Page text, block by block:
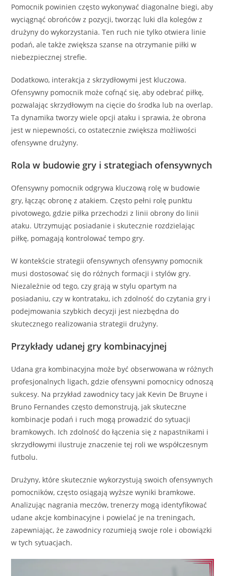
Pomocnik powinien często wykonywać diagonalne biegi, aby
wyciągnąć obrońców z pozycji, tworząc luki dla kolegów z
drużyny do wykorzystania. Ten ruch nie tylko otwiera linie
podań, ale także zwiększa szanse na otrzymanie piłki w
niebezpiecznej strefie.
Dodatkowo, interakcja z skrzydłowymi jest kluczowa.
Ofensywny pomocnik może cofnąć się, aby odebrać piłkę,
pozwalając skrzydłowym na cięcie do środka lub na overlap.
Ta dynamika tworzy wiele opcji ataku i sprawia, że obrona
jest w niepewności, co ostatecznie zwiększa możliwości
ofensywne drużyny.
Rola w budowie gry i strategiach ofensywnych
Ofensywny pomocnik odgrywa kluczową rolę w budowie
gry, łącząc obronę z atakiem. Często pełni rolę punktu
pivotowego, gdzie piłka przechodzi z linii obrony do linii
ataku. Utrzymując posiadanie i skutecznie rozdzielając
piłkę, pomagają kontrolować tempo gry.
W kontekście strategii ofensywnych ofensywny pomocnik
musi dostosować się do różnych formacji i stylów gry.
Niezależnie od tego, czy grają w stylu opartym na
posiadaniu, czy w kontrataku, ich zdolność do czytania gry i
podejmowania szybkich decyzji jest niezbędna do
skutecznego realizowania strategii drużyny.
Przykłady udanej gry kombinacyjnej
Udana gra kombinacyjna może być obserwowana w różnych
profesjonalnych ligach, gdzie ofensywni pomocnicy odnoszą
sukcesy. Na przykład zawodnicy tacy jak Kevin De Bruyne i
Bruno Fernandes często demonstrują, jak skuteczne
kombinacje podań i ruch mogą prowadzić do sytuacji
bramkowych. Ich zdolność do łączenia się z napastnikami i
skrzydłowymi ilustruje znaczenie tej roli we współczesnym
futbolu.
Drużyny, które skutecznie wykorzystują swoich ofensywnych
pomocników, często osiągają wyższe wyniki bramkowe.
Analizując nagrania meczów, trenerzy mogą identyfikować
udane akcje kombinacyjne i powielać je na treningach,
zapewniając, że zawodnicy rozumieją swoje role i obowiązki
w tych sytuacjach.